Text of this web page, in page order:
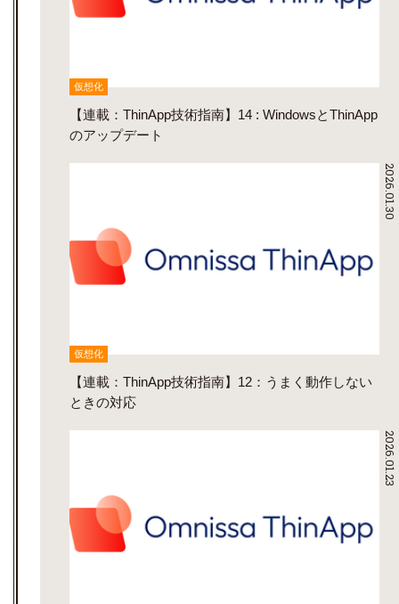
仮想化
【連載：ThinApp技術指南】14 : WindowsとThinApp
のアップデート
2026.01.30
仮想化
【連載：ThinApp技術指南】12：うまく動作しない
ときの対応
2026.01.23